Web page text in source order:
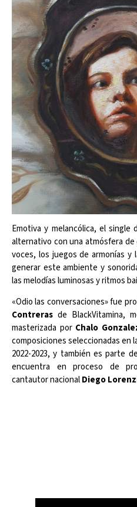
Emotiva y melancólica, el
alternativo con una atmósfera de
voces, los juegos de armonías
generar este ambiente y
las melodías luminosas y ritmos
«Odio las conversaciones» fue
Contreras de BlackVitamina,
masterizada por Chalo
composiciones seleccionadas en
2022-2023, y también es parte
encuentra en proceso de
cantautor nacionalDiego